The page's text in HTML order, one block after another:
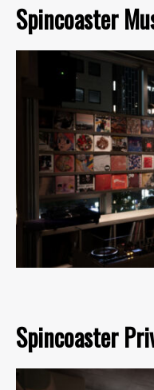
Spincoaster
Spincoaster